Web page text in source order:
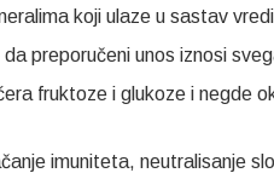
koji ulaze u sastav
preporučeni unos iznosi
fruktoze i glukoze i negde
imuniteta, neutralisanje